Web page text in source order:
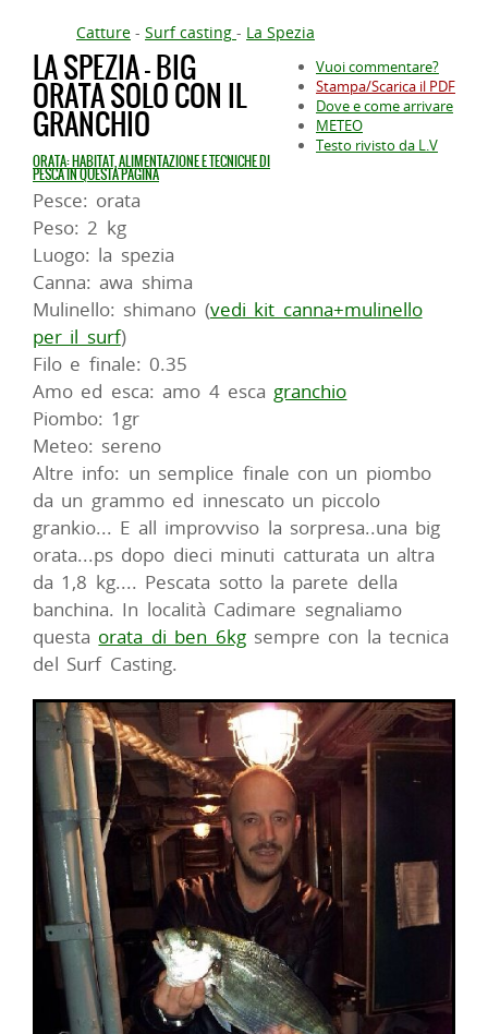
Catture - Surf casting - La Spezia
Vuoi commentare?
Stampa/Scarica il PDF
Dove e come arrivare
METEO
Testo rivisto da L.V
LA SPEZIA - BIG
ORATA SOLO CON IL
GRANCHIO
ORATA: HABITAT, ALIMENTAZIONE E TECNICHE DI
PESCA IN QUESTA PAGINA
Pesce: orata
Peso: 2 kg
Luogo: la spezia
Canna: awa shima
Mulinello: shimano (vedi kit canna+mulinello
per il surf)
Filo e finale: 0.35
Amo ed esca: amo 4 esca granchio
Piombo: 1gr
Meteo: sereno
Altre info: un semplice finale con un piombo
da un grammo ed innescato un piccolo
grankio... E all improvviso la sorpresa..una big
orata...ps dopo dieci minuti catturata un altra
da 1,8 kg.... Pescata sotto la parete della
banchina. In località Cadimare segnaliamo
questa orata di ben 6kgsempre con la tecnica
del Surf Casting.